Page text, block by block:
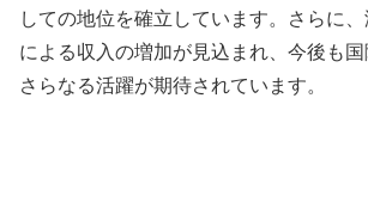
しての地位を確立しています。さらに
による収入の増加が見込まれ、今後も
さらなる活躍が期待されています。